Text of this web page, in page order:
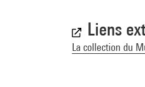
Liens
La collection du